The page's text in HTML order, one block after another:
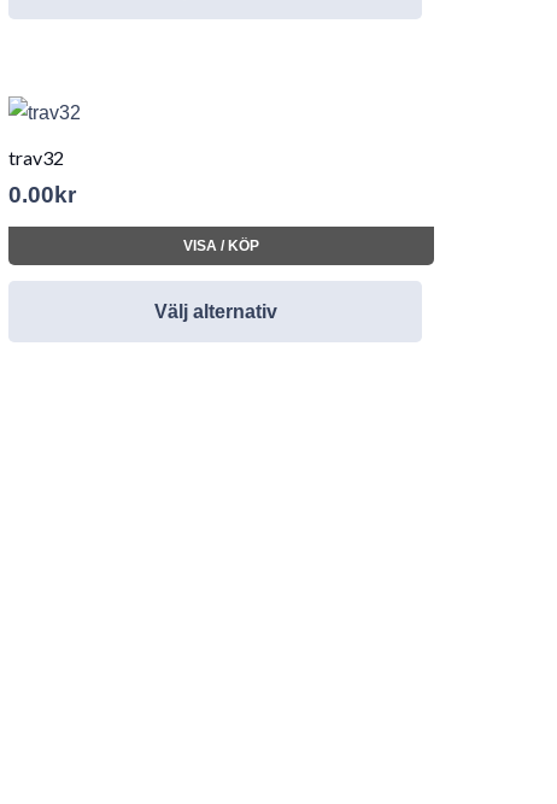
trav32
0.00 kr
VISA / KÖP
Välj alternativ